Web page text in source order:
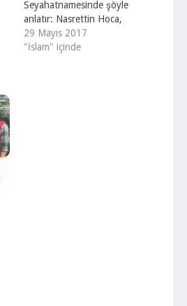
Seyahatnamesinde şöyle
anlatır: Nasrettin Hoca,
Akşehir'de dört tarafı
parmaklıklı ve üzeri
29 Mayıs 2017
"İslam" içinde